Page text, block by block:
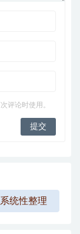
评论时使用。
统性整理